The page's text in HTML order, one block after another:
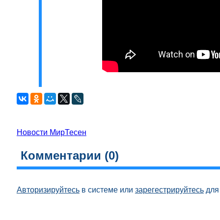
Новости МирТесен
Комментарии (0)
Авторизируйтесьв системе или зарегестрируйтесьдля